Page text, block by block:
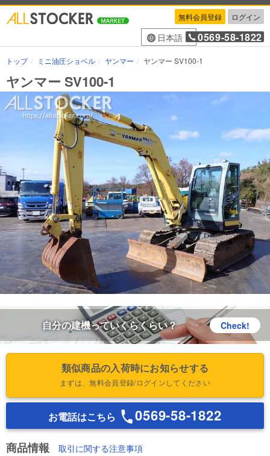
無料会員登録 ログイン
日本語 0569-58-1822
トップ ミニ油圧ショベル ヤンマー ヤンマー SV100-1
ヤンマー SV100-1
自分の建機っていくらくらい？ Check!
類似商品の入荷時にお知らせする
まずは、無料会員登録/ログインしてください
お電話はこちら 0569-58-1822
商品情報 取引に関する注意事項